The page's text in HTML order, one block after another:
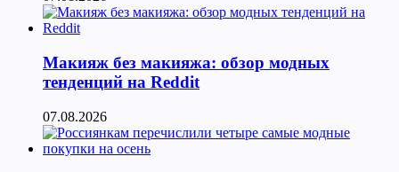
Макияж без макияжа: обзор модных
тенденций на Reddit
07.08.2026